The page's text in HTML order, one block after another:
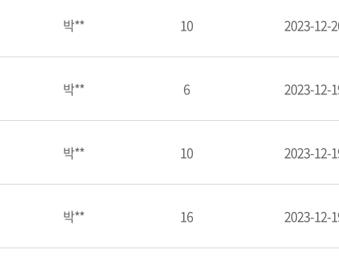
박** 10 2023-12-
박** 6 2023-12-
박** 10 2023-12-
박** 16 2023-12-